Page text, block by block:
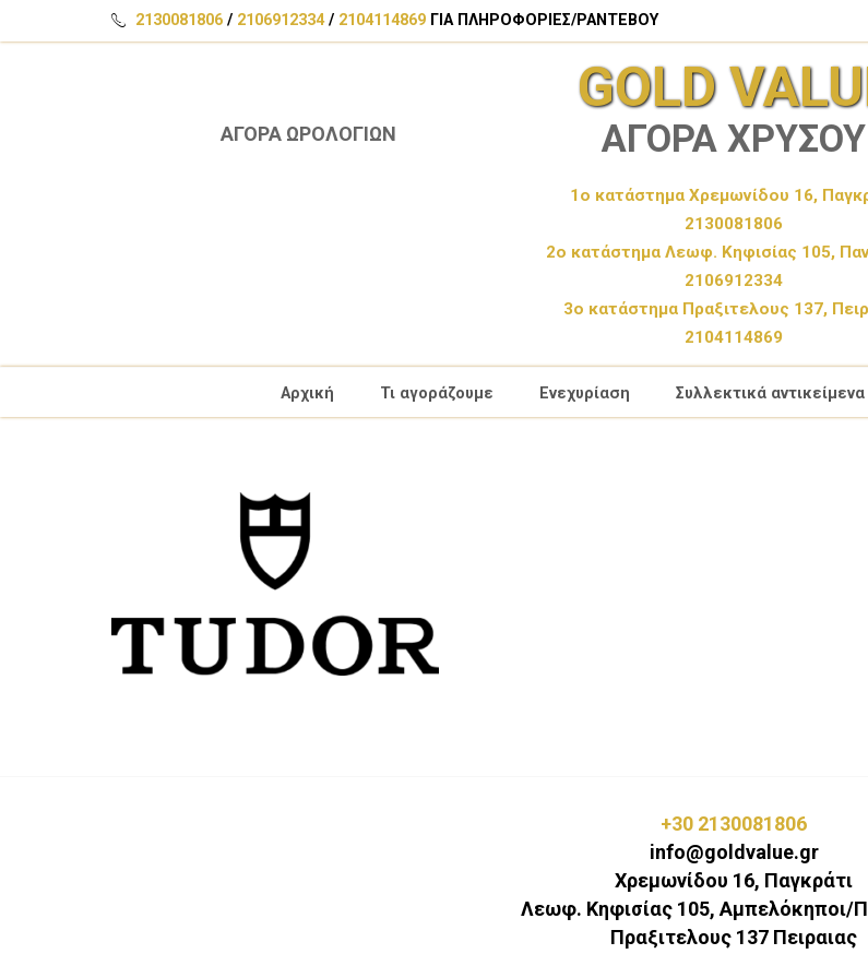
2130081806 / 2106912334/ 2104114869 ΓΙΑ ΠΛΗΡΟΦΟΡΙΕΣ/ΡΑΝΤΕΒΟΥ
GOLD
ΑΓΟΡΑ ΩΡΟΛΟΓΙΩΝ ΑΓΟΡΑ ΧΡΥΣΟΥ
1ο κατάστημα Χρεμωνίδου 16,
2130081806
2ο κατάστημα Λεωφ. Κηφισίας 105,
2106912334
3ο κατάστημα Πραξιτελους 137,
2104114869
Αρχική Τι αγοράζουμε Ενεχυρίαση Συλλεκτικά αντικείμενα
+30 2130081806
info@goldvalue.gr
Χρεμωνίδου 16, Παγκράτι
Λεωφ. Κηφισίας 105, Αμπελόκηποι/
Πραξιτελους 137 Πειραιας